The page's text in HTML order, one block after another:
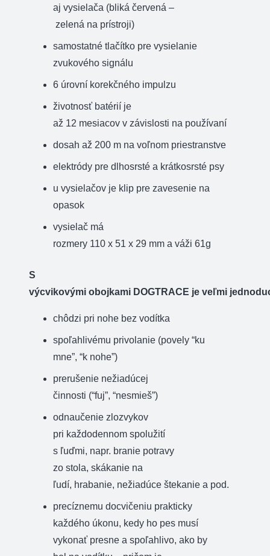
aj vysielača (bliká červená –
zelená na prístroji)
samostatné tlačítko pre vysielanie
zvukového signálu
6 úrovní korekčného impulzu
životnosť batérií je
až 12 mesiacov v závislosti na používaní
dosah až 200 m na voľnom priestranstve
elektródy pre dlhosrsté a krátkosrsté psy
u vysielačov je klip pre zavesenie na
opasok
vysielač má
rozmery 110 x 51 x 29 mm a váži 61g
S
výcvikovými obojkami DOGTRACE je veľmi
chôdzi pri nohe bez vodítka
spoľahlivému privolanie (povely “ku
mne”, “k nohe”)
prerušenie nežiadúcej
činnosti (“fuj”, “nesmieš”)
odnaučenie zlozvykov
pri každodennom spolužití
s ľuďmi, napr. branie potravy
zo stola, skákanie na
ľudí, hrabanie, nežiadúce štekanie a pod.
precíznemu docvičeniu prakticky
každého úkonu, kedy ho pes musí
vykonať presne a spoľahlivo, ako by